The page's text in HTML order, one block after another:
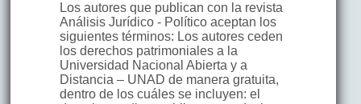
Los autores que publican con la revista
Análisis Jurídico - Político aceptan los
siguientes términos: Los autores ceden
los derechos patrimoniales a la
Universidad Nacional Abierta y a
Distancia – UNAD de manera gratuita,
dentro de los cuáles se incluyen: el